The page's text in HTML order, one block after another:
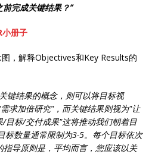
完成关键结果？”
册子
键结果的概念，则可以将目标视
求加倍研究"，而关键结果则视为"让
目标/交付成果"这将推动我们朝着目
标数量通常限制为3-5。每个目标依次
导原则是，平均而言，您应该以关